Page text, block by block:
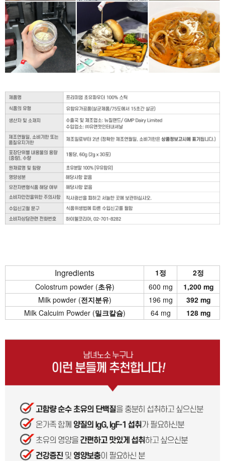
Ingredients 1정
2정
Colostrum powder (초유) 600 mg
1,200 mg
Milk powder (전지분유) 196 mg
392 mg
Milk Calcuim Powder (밀크칼슘) 64 mg 128 mg